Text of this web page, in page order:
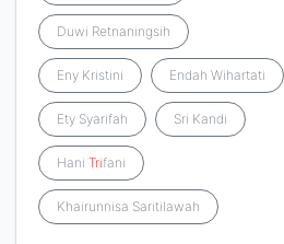
Duwi Retnaningsih
Eny Kristini Endah Wihartati
Ety Syarifah Sri Kandi
Hani Trifani
Khairunnisa Saritilawah